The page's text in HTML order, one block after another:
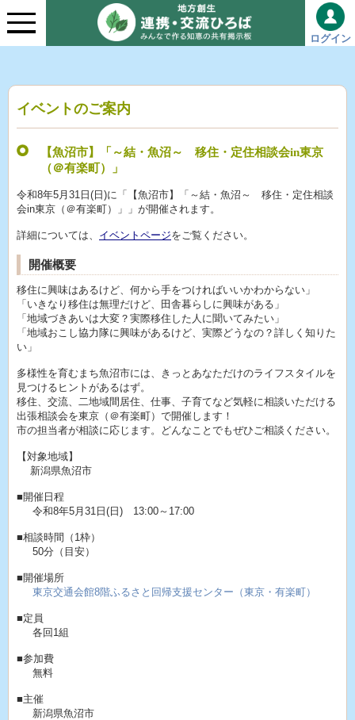
ログイン
イベントのご案内
【魚沼市】「～結・魚沼～ 移住・定住相談会in東京
（＠有楽町）」
令和8年5月31日(日)に「【魚沼市】「～結・魚沼～ 移住・定住相談
会in東京（＠有楽町）」」が開催されます。
詳細については、 イベントページをご覧ください。
開催概要
移住に興味はあるけど、何から手をつければいいかわからない」
「いきなり移住は無理だけど、田舎暮らしに興味がある」
「地域づきあいは大変？実際移住した人に聞いてみたい」
「地域おこし協力隊に興味があるけど、実際どうなの？詳しく知りた
い」
多様性を育むまち魚沼市には、きっとあなただけのライフスタイルを
見つけるヒントがあるはず。
移住、交流、二地域間居住、仕事、子育てなど気軽に相談いただける
出張相談会を東京（＠有楽町）で開催します！
市の担当者が相談に応じます。どんなことでもぜひご相談ください。
【対象地域】
新潟県魚沼市
■開催日程
令和8年5月31日(日) 13:00～17:00
■相談時間（1枠）
50分（目安）
■開催場所
東京交通会館8階ふるさと回帰支援センター（東京・有楽町）
■定員
各回1組
■参加費
無料
■主催
新潟県魚沼市